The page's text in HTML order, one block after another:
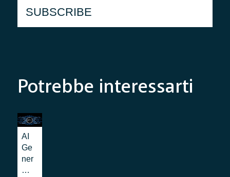
Potrebbe interessarti
AI
Ge
ner
ati